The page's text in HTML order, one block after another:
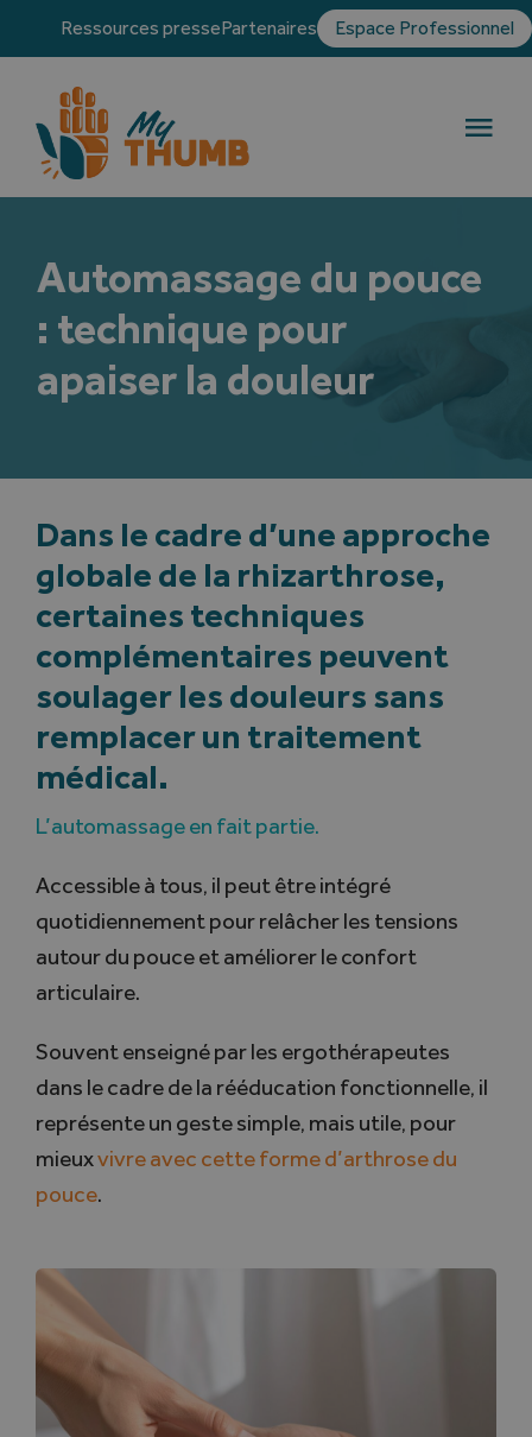
to
content
Ressources pressePartenaires Espace Professionnel
La rhizarthrose
Traitements
Témoignages
Search
for:
Automassage du pouce
: technique pour
apaiser la douleur
Dans le cadre d’une approche
globale de la rhizarthrose,
certaines techniques
complémentaires peuvent
soulager les douleurs sans
remplacer un traitement
médical.
L’automassage en fait partie.
Accessible à tous, il peut être intégré
quotidiennement pour relâcher les tensions
autour du pouce et améliorer le confort
articulaire.
Souvent enseigné par les ergothérapeutes
dans le cadre de la rééducation fonctionnelle, il
représente un geste simple, mais utile, pour
mieuxvivre avec cette forme d’arthrose du
pouce.